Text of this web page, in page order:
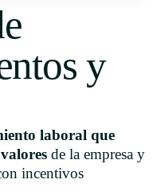
y
laboral que
de la empresa y
incentivos